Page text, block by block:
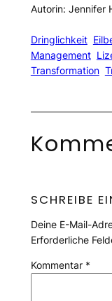
Autorin: Jennifer
Dringlichkeit
Management
Transformation
SCHREIBE
Deine E-Mail-
Erforderliche
Kommentar *